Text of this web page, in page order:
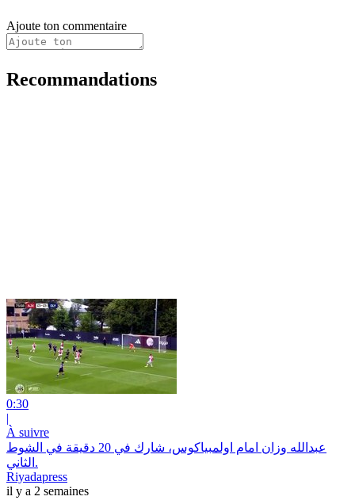
Ajoute ton commentaire
Recommandations
0:30
|
À suivre
عبدالله وزان امام اولمبياكوس، شارك في 20 دقيقة في الشوط
الثاني.
Riyadapress
il y a 2 semaines